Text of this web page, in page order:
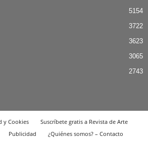
5154
3722
3623
3065
2743
y Cookies
Suscríbete gratis a Revista de Arte
Publicidad ¿Quiénes somos? – Contacto